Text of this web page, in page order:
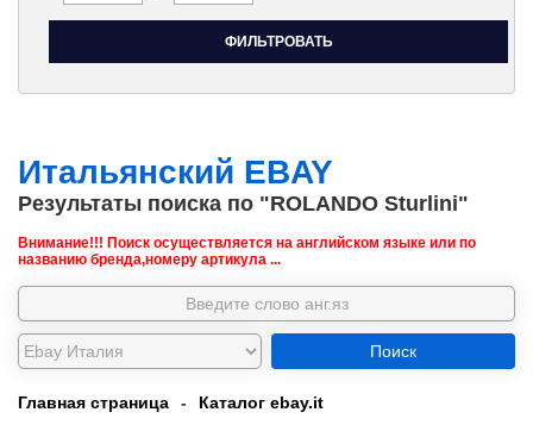
Итальянский EBAY
Результаты поиска по "ROLANDO Sturlini"
Внимание!!! Поиск осуществляется на английском языке или по
названию бренда,номеру артикула ...
Поиск
Главная страница - Каталог ebay.it